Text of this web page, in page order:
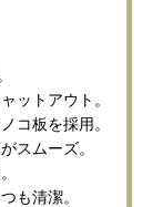
ットアウト。
コ板を採用。
スムーズ。
も清潔。